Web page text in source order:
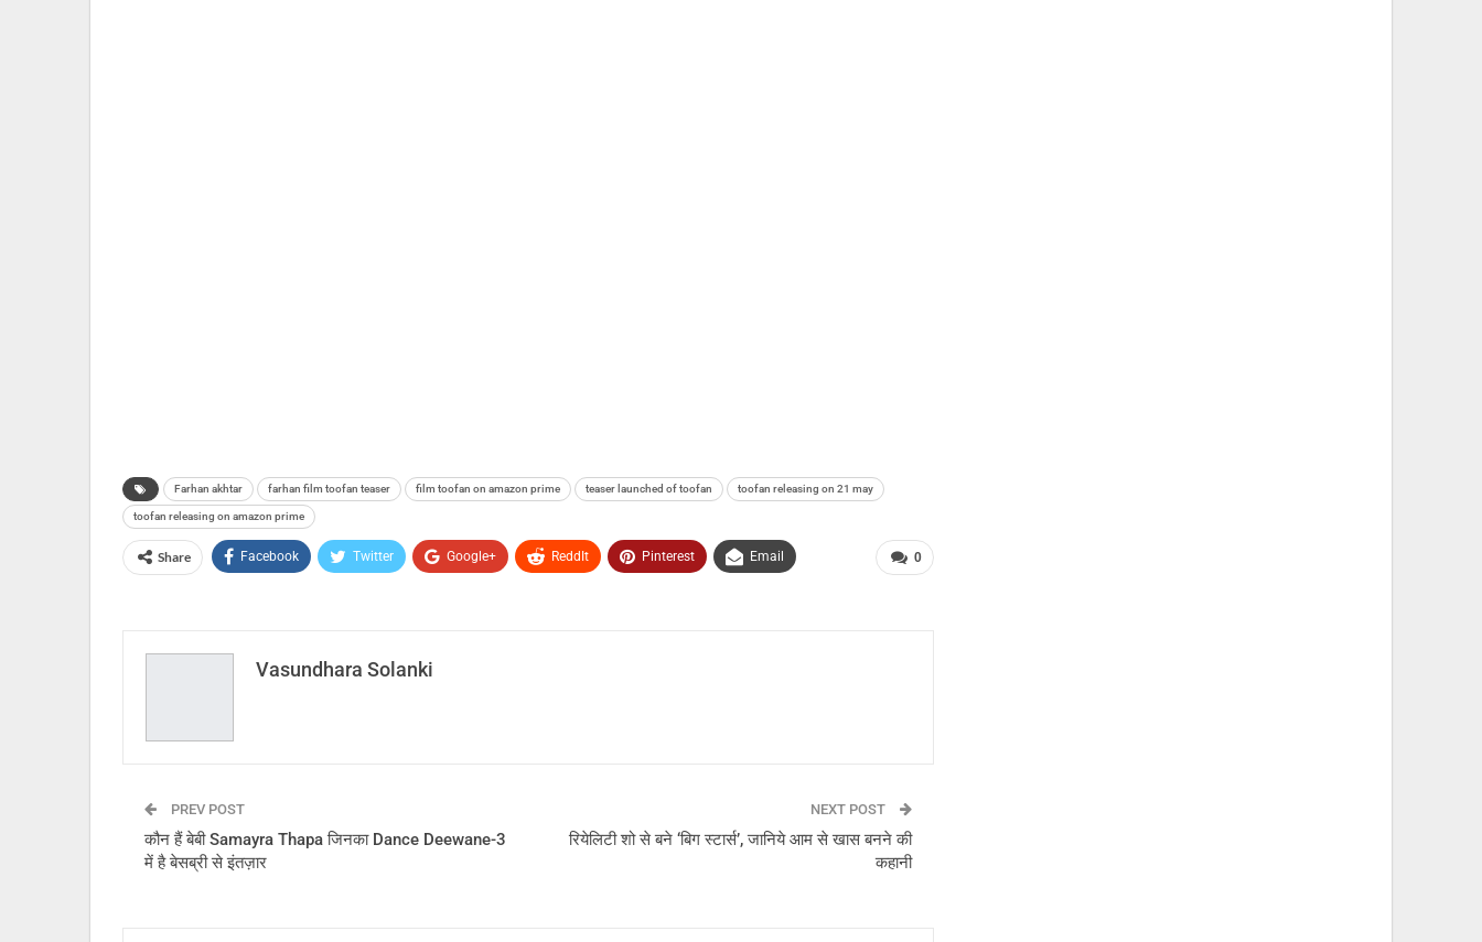
Farhan akhtar farhan film toofan teaser film toofan on amazon prime teaser launched of toofan toofan releasing on 21 may
toofan releasing on amazon prime
0
Share Facebook Twitter Google+ ReddIt Pinterest Email
Vasundhara Solanki
PREV POST
कौन हैं बेबी Samayra Thapa जिनका Dance Deewane-3
में है बेसब्री से इंतज़ार
NEXT POST
रियेलिटी शो से बने ‘बिग स्टार्स’, जानिये आम से खास बनने की
कहानी